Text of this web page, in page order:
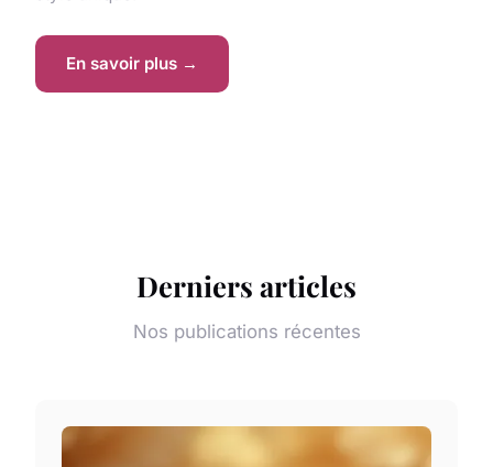
En savoir plus →
Derniers articles
Nos publications récentes